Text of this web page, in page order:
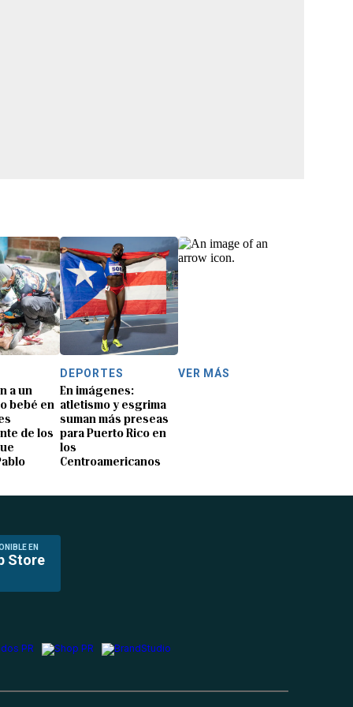
a un
bebé en
de los
DEPORTES
En imágenes:
atletismo y esgrima
suman más preseas
para Puerto Rico en
los
Centroamericanos
VER MÁS
EN
Store